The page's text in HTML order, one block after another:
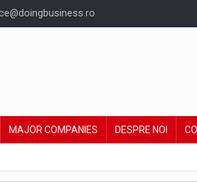
MAJOR COMPANIES DESPRE NOI